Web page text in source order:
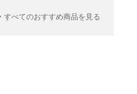
すべてのおすすめ商品を見る